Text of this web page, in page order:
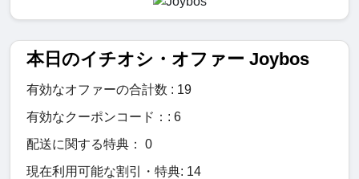
本日のイチオシ・オファー Joybos
有効なオファーの合計数 : 19
有効なクーポンコード：: 6
配送に関する特典： 0
現在利用可能な割引・特典: 14